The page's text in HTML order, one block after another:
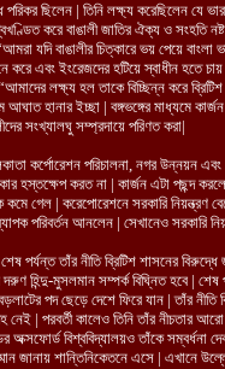
ছিলেন | তিনি লক্ষ্য করেছিলেন যে
করে বাঙালী জাতির ঐক্য ও সংহতি
যদি বাঙালীর চিত্কারে ভয় পেয়ে
এবং ইংরেজদের হটিয়ে স্বাধীন হতে
লক্ষ্য হল তাকে বিচ্ছিন্ন করে
হানার ইচ্ছা | বঙ্গভঙ্গের মাধ্যমে
সংখ্যালঘু সম্প্রদায়ে পরিণত করা|
কর্পোরেশন পরিচালনা, নগর উন্নয়ন
হস্তক্ষেপ করত না | কার্জন এটা পছন্দ
গেল | করেপোরেশনে সরকারি নিয়ন্ত্রণ
পরিবর্তন আনলেন | সেখানেও সরকারি
পর্যন্ত তাঁর নীতি ব্রিটিশ শাসনের
দরুণ হিন্দু-মুসলমান সম্পর্ক বিঘ্নিত হবে |
পদ ছেড়ে দেশে ফিরে যান | তাঁর
| পরবর্তী কালেও তিনি তাঁর নীচতার আরো
অক্সফোর্ড বিশ্ববিদ্যালয়ও তাঁকে সম্বর্ধনা
জানায় শান্তিনিকেতনে এসে | এখানে